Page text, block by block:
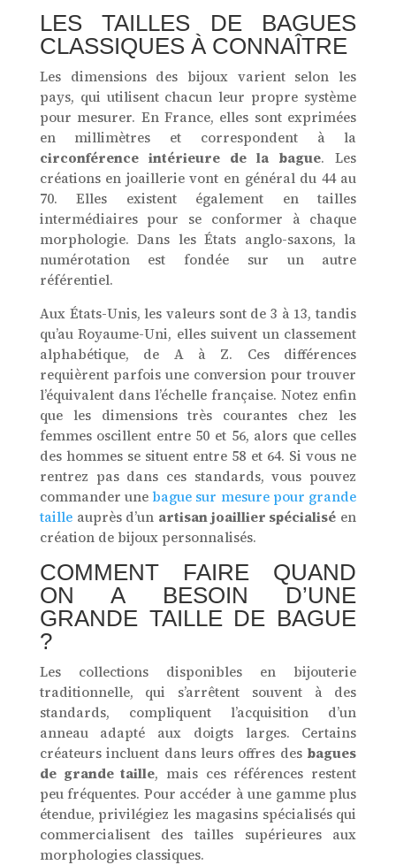
LES TAILLES DE BAGUES
CLASSIQUES À CONNAÎTRE
Les dimensions des bijoux varient selon les
pays, qui utilisent chacun leur propre système
pour mesurer. En France, elles sont exprimées
en millimètres et correspondent à la
circonférence intérieure de la bague. Les
créations en joaillerie vont en général du 44 au
70. Elles existent également en tailles
intermédiaires pour se conformer à chaque
morphologie. Dans les États anglo-saxons, la
numérotation est fondée sur un autre
référentiel.
Aux États-Unis, les valeurs sont de 3 à 13, tandis
qu’au Royaume-Uni, elles suivent un classement
alphabétique, de A à Z. Ces différences
requièrent parfois une conversion pour trouver
l’équivalent dans l’échelle française. Notez enfin
que les dimensions très courantes chez les
femmes oscillent entre 50 et 56, alors que celles
des hommes se situent entre 58 et 64. Si vous ne
rentrez pas dans ces standards, vous pouvez
commander unebague sur mesure pour grande
tailleauprès d’un artisan joaillier spécialisé en
création de bijoux personnalisés.
COMMENT FAIRE QUAND
ON A BESOIN D’UNE
GRANDE TAILLE DE BAGUE
?
Les collections disponibles en bijouterie
traditionnelle, qui s’arrêtent souvent à des
standards, compliquent l’acquisition d’un
anneau adapté aux doigts larges. Certains
créateurs incluent dans leurs offres des bagues
de grande taille, mais ces références restent
peu fréquentes. Pour accéder à une gamme plus
étendue, privilégiez les magasins spécialisés qui
commercialisent des tailles supérieures aux
morphologies classiques.